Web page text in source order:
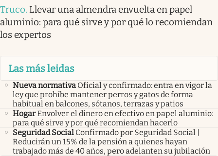
Truco. Llevar una almendra envuelta en papel
aluminio: para qué sirve y por qué lo recomiendan
los expertos
Las más leidas
Nueva normativa Oficial y confirmado: entra en vigor la
ley que prohíbe mantener perros y gatos de forma
habitual en balcones, sótanos, terrazas y patios
HogarEnvolver el dinero en efectivo en papel aluminio:
para qué sirve y por qué recomiendan hacerlo
Seguridad Social Confirmado por Seguridad Social |
Reducirán un 15% de la pensión a quienes hayan
trabajado más de 40 años, pero adelanten su jubilación